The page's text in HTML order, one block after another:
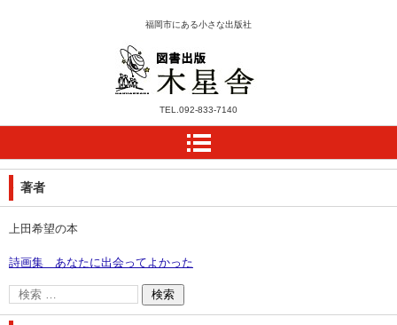
木星舎ホームページ
福岡市にある小さな出版社
TEL. 092-833-7140
著者
上田希望の本
詩画集 あなたに出会ってよかった